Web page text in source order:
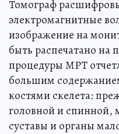
Томограф
электромагнитные
изображение на
быть распечатано на
процедуры МРТ
большим
костями скелета:
головной и спинной,
суставы и органы